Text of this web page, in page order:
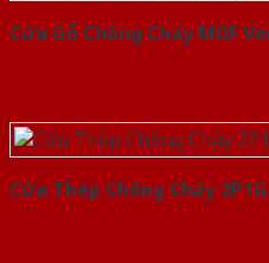
Cửa Gỗ Chống Cháy MDF
Cửa Thép Chống Cháy